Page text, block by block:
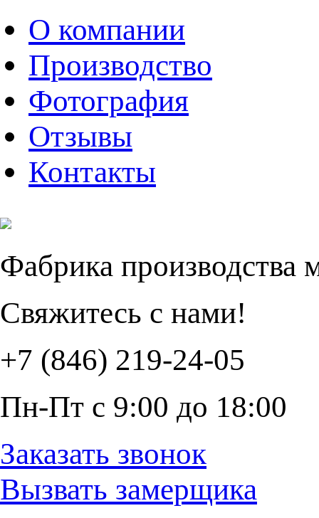
О компании
Производство
Фотография
Отзывы
Контакты
Фабрика производства
Свяжитесь с нами!
+7 (846) 219-24-05
Пн-Пт с 9:00 до 18:00
Заказать звонок
Вызвать замерщика